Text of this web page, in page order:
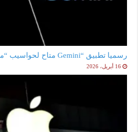
رسميا تطبيق “Gemini متاح لحواسيب “ماك”
16 أبريل، 2026